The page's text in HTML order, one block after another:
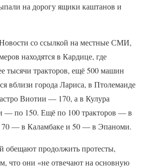
на дорогу ящики каштанов и
со ссылкой на местные СМИ,
находятся в Кардице, где
тысячи тракторов, ещё 500 машин
вблизи города Лариса, в Птолемаиде
Виотии — 170, а в Кулура
— по 150. Ещё по 100 тракторов — в
70 — в Каламбаке и 50 — в Эпаноми.
обещают продолжить протесты,
что они «не отвечают на основную